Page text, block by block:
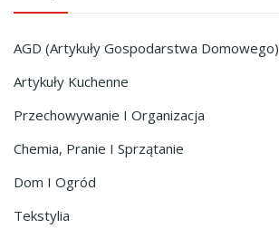
AGD (Artykuły Gospodarstwa Domowego)
Artykuły Kuchenne
Przechowywanie I Organizacja
Chemia, Pranie I Sprzątanie
Dom I Ogród
Tekstylia